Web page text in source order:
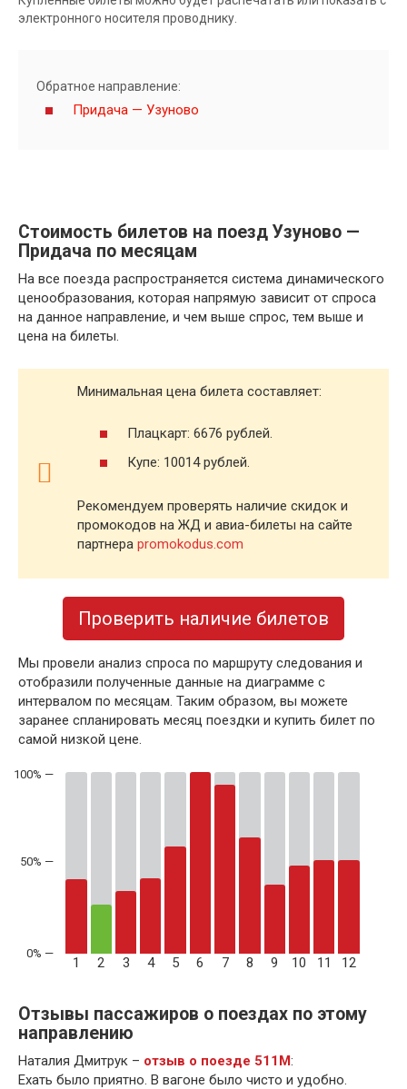
электронного носителя проводнику.
Обратное направление:
Придача — Узуново
Стоимость билетов на поезд Узуново —
Придача по месяцам
На все поезда распространяется система динамического
ценообразования, которая напрямую зависит от спроса
на данное направление, и чем выше спрос, тем выше и
цена на билеты.
Минимальная цена билета составляет:
Плацкарт: 6676 рублей.
Купе: 10014 рублей.
Рекомендуем проверять наличие скидок и
промокодов на ЖД и авиа-билеты на сайте
партнера promokodus.com
Проверить наличие билетов
Мы провели анализ спроса по маршруту следования и
отобразили полученные данные на диаграмме с
интервалом по месяцам. Таким образом, вы можете
заранее спланировать месяц поездки и купить билет по
самой низкой цене.
50% —
1 2 3 4 5 6 7 8 9 10 11 12
Отзывы пассажиров о поездах по этому
направлению
Наталия Дмитрук – отзыв о поезде 511М:
Ехать было приятно. В вагоне было чисто и удобно.